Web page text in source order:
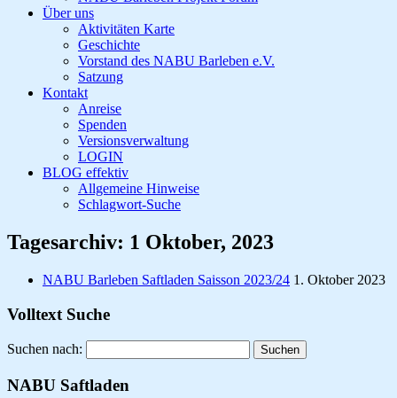
Über uns
Aktivitäten Karte
Geschichte
Vorstand des NABU Barleben e.V.
Satzung
Kontakt
Anreise
Spenden
Versionsverwaltung
LOGIN
BLOG effektiv
Allgemeine Hinweise
Schlagwort-Suche
Tagesarchiv: 1 Oktober, 2023
NABU Barleben Saftladen Saisson 2023/24 1. Oktober 2023
Volltext Suche
Suchen nach:
NABU Saftladen